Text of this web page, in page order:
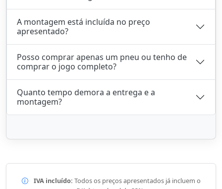
A montagem está incluída no preço
apresentado?
Posso comprar apenas um pneu ou tenho de
comprar o jogo completo?
Quanto tempo demora a entrega e a
montagem?
IVA incluído: Todos os preços apresentados já incluem o